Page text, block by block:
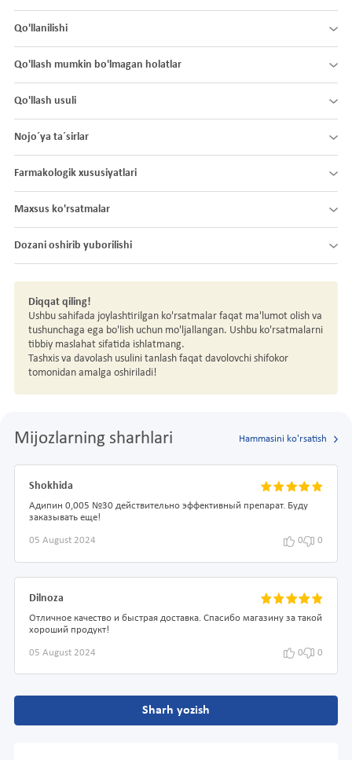
Qo'llanilishi
Qo'llash mumkin bo'lmagan holatlar
Qo'llash usuli
Nojo´ya ta´sirlar
Farmakologik xususiyatlari
Maxsus ko'rsatmalar
Dozani oshirib yuborilishi
Diqqat qiling!
Ushbu sahifada joylashtirilgan ko'rsatmalar faqat ma'lumot olish va
tushunchaga ega bo'lish uchun mo'ljallangan. Ushbu ko'rsatmalarni
tibbiy maslahat sifatida ishlatmang.
Tashxis va davolash usulini tanlash faqat davolovchi shifokor
tomonidan amalga oshiriladi!
Mijozlarning sharhlari Hammasini ko'rsatish
Shokhida
Адипин 0,005 №30 действительно эффективный препарат. Буду
заказывать еще!
05 August 2024 0 0
Dilnoza
Отличное качество и быстрая доставка. Спасибо магазину за такой
хороший продукт!
05 August 2024 0 0
Sharh yozish